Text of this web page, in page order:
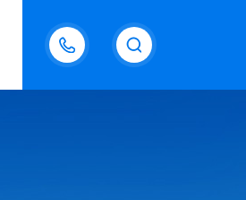
18611095289